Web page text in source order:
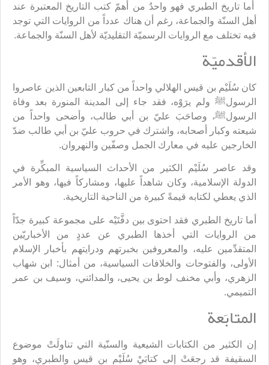
أما تاريخ الطبري فهو واحدٌ من أهمّ كتب التاريخ المعتبرة عند
أهل السنّة والجماعة، رغم أن هناك عدداً من الروايات التي توجد
فيه تختلف مع الروايات الرسميّة التقليديّة لأهل السنّة والجماعة.
الأقدميّة
كان سُلَيْم بن قيس الهلالي واحداً من كبار التابعين الذين عاصروا
الرسولﷺ ولم يرَوْه، فقد جاء إلى المدينة المنورة بعد وفاة
الرسولﷺ، وصاحَبَ عليّ بن أبي طالب، وأضحى واحداً من
شيعته وكبار أصحابه، واشترك في حروب عليّ بن أبي طالب ضدّ
الخارجين عليه في معارك الجمل وصفّين والنهروان.
وقد عاصر سُلَيْم الكثير من الأحداث السياسية المبكِّرة في
الدولة الإسلامية، وكان شاهداً عليها، ومشاركاً فيها، وهو الأمر
الذي يعطي لكتابه قيمةً كبيرة من الناحية التاريخية.
أما تاريخ الطبري فقد احتوى بين دفَّتَيْه على مجموعة كبيرة جدّاً
من الروايات التي أخذها الطبري عن عددٍ من الأخباريّين
المتقدِّمين عليه، والمعروفين بخبرتهم ودرايتهم بأخبار الإسلام
الأولى، والفتوحات والخلافات السياسية، من أمثال: ابن شهاب
الزهري، وأبي مخنف لوط بن يحيى، والمدائني، وسيف بن عمر
التميمي.
المتابَعة
إن الكثير من الكتابات الشيعية والسنّية التي تناولَتْ موضوع
السقيفة قد رجعَتْ إلى كتابَيْ سُلَيْم بن قيس والطبري، وهو